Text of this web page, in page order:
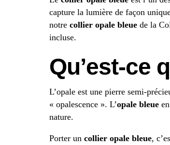
capture la lumière de façon
notre collier opale bleue de la
incluse.
Qu’est-ce
L’opale est une pierre semi-
« opalescence ». L’opale bleue
nature.
Porter un collier opale bleue,